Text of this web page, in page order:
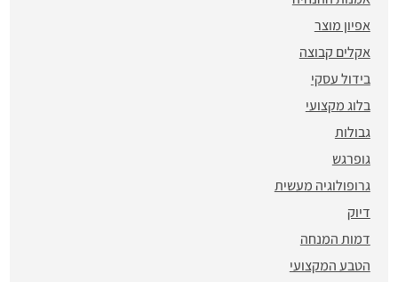
אפיון מוצר
אקלים קבוצה
בידול עסקי
בלוג מקצועי
גבולות
גופרגש
גרופולוגיה מעשית
דיוק
דמות המנחה
הטבע המקצועי